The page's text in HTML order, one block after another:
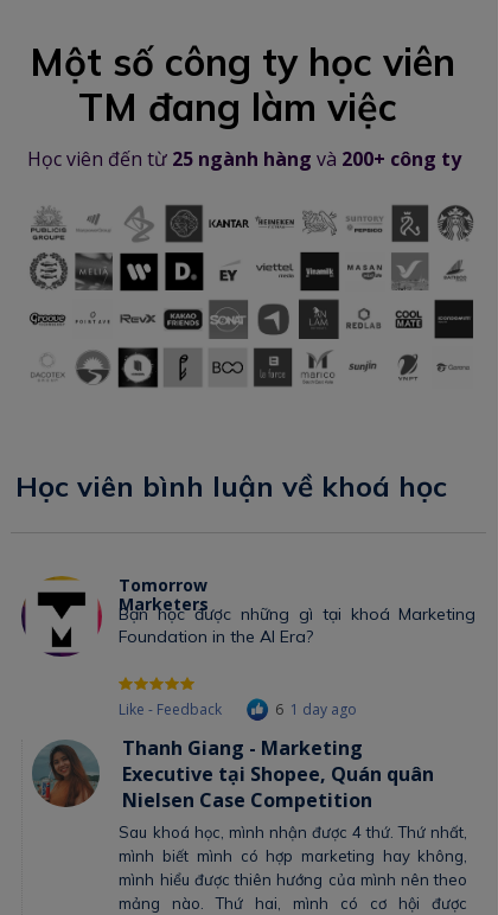
Học viên đến từ 25 ngành hàng và 200+ công ty
Một số công ty học viên
TM đang làm việc
Bạn học được những gì tại khoá Marketing
Foundation in the AI Era?
Tomorrow
Marketers
Like - Feedback 6 1 day ago
Học viên bình luận về khoá học
Thanh Giang - Marketing
Executive tại Shopee, Quán quân
Nielsen Case Competition
Sau khoá học, mình nhận được 4 thứ. Thứ nhất,
mình biết mình có hợp marketing hay không,
mình hiểu được thiên hướng của mình nên theo
mảng nào. Thứ hai, mình có cơ hội được